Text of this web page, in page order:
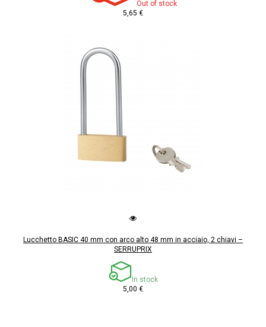
Out of stock
5,65 €
Lucchetto BASIC 40 mm con arco alto 48 mm in acciaio, 2 chiavi –
SERRUPRIX
In stock
5,00 €